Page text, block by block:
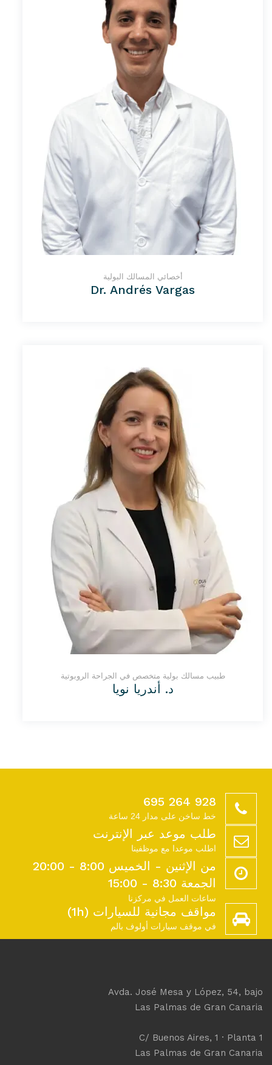
أخصائي المسالك البولية
Dr. Andrés Vargas
طبيب مسالك بولية متخصص في الجراحة الروبوتية
د. أندريا نويا
928 264 695
خط ساخن على مدار 24 ساعة
طلب موعد عبر الإنترنت
اطلب موعدا مع موظفينا
من الإثنين - الخميس 8:00 - 20:00
الجمعة 8:30 - 15:00
ساعات العمل في مركزنا
مواقف مجانية للسيارات (1h)
في موقف سيارات أولوف بالم
Avda. José Mesa y López, 54, bajo
Las Palmas de Gran Canaria
C/ Buenos Aires, 1 · Planta 1
Las Palmas de Gran Canaria